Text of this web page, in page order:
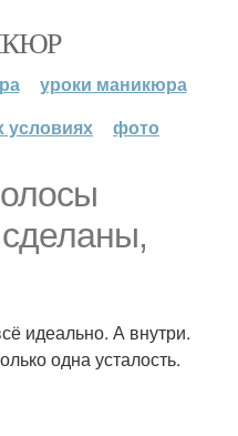
уроки маникюра
фото
идеально. А внутри.
одна усталость.